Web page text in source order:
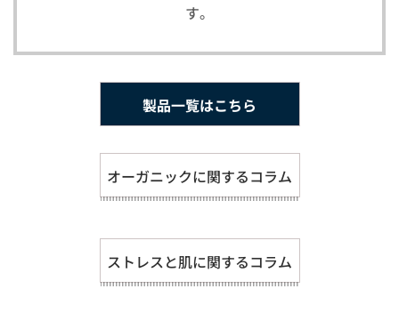
す。
製品一覧はこちら
オーガニックに関するコラム
ストレスと肌に関するコラム